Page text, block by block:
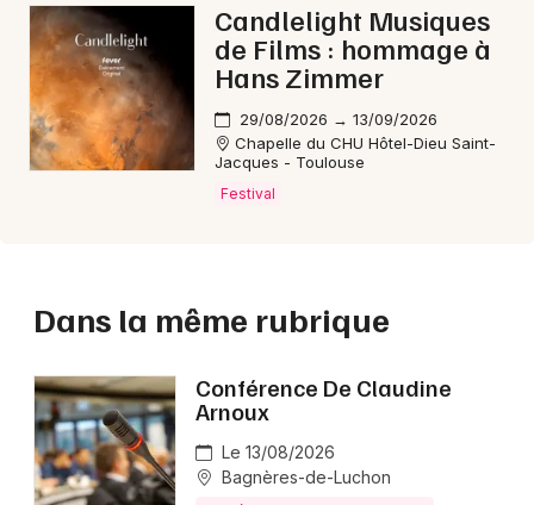
Candlelight Musiques
de Films : hommage à
Hans Zimmer
29/08/2026 → 13/09/2026
Chapelle du CHU Hôtel-Dieu Saint-
Jacques - Toulouse
Festival
Dans la même rubrique
Conférence De Claudine
Arnoux
Le 13/08/2026
Bagnères-de-Luchon